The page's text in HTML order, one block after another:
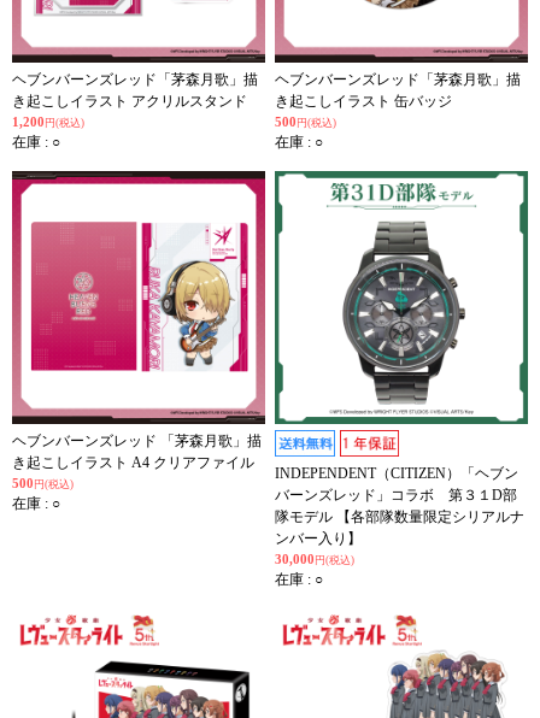
ヘブンバーンズレッド「茅森月歌」描
き起こしイラスト アクリルスタンド
1,200 円(税込)
在庫 : ○
ヘブンバーンズレッド「茅森月歌」描
き起こしイラスト 缶バッジ
500 円(税込)
在庫 : ○
ヘブンバーンズレッド 「茅森月歌」描
き起こしイラスト A4 クリアファイル
500 円(税込)
在庫 : ○
INDEPENDENT（CITIZEN）「ヘブン
バーンズレッド」コラボ 第３１D部
隊モデル 【各部隊数量限定シリアルナ
ンバー入り】
30,000 円(税込)
在庫 : ○